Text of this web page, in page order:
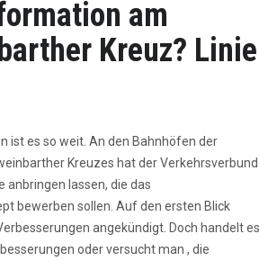
am
Kreuz? Linie
ist es so weit. An den Bahnhöfen der
Kreuzes hat der Verkehrsverbund
anbringen lassen, die das
bewerben sollen. Auf den ersten Blick
angekündigt. Doch handelt es
oder versucht man , die